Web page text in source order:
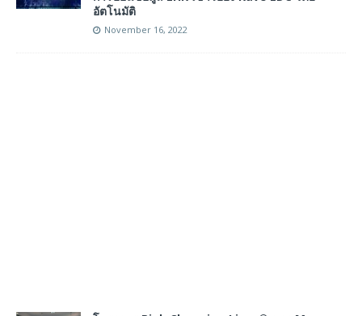
อัตโนมัติ
November 16, 2022